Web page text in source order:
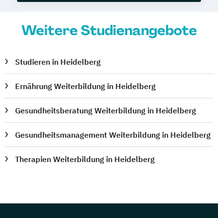
Weitere Studienangebote
Studieren in Heidelberg
Ernährung Weiterbildung in Heidelberg
Gesundheitsberatung Weiterbildung in Heidelberg
Gesundheitsmanagement Weiterbildung in Heidelberg
Therapien Weiterbildung in Heidelberg